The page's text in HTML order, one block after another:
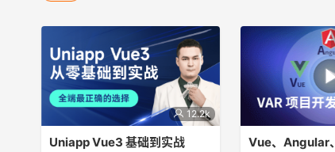
12.2k
Uniapp Vue3 基础到实战